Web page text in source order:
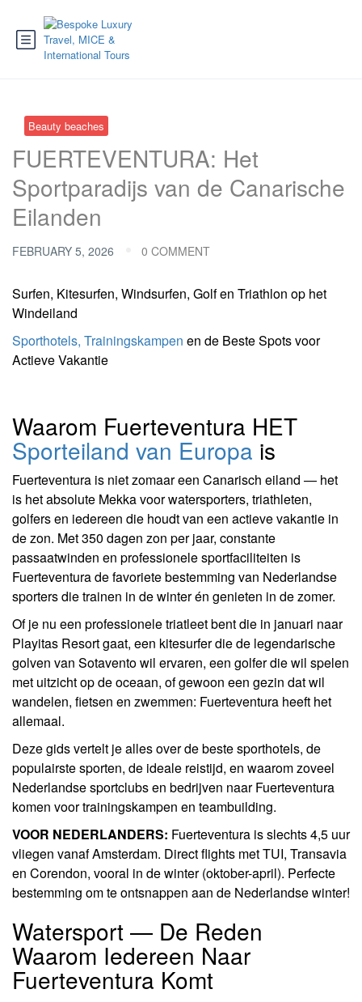
Beauty beaches
FUERTEVENTURA: Het
Sportparadijs van de Canarische
Eilanden
FEBRUARY 5, 2026 0 COMMENT
Surfen, Kitesurfen, Windsurfen, Golf en Triathlon op het
Windeiland
Sporthotels, Trainingskampen en de Beste Spots voor
Actieve Vakantie
Waarom Fuerteventura HET
Sporteiland van Europa is
Fuerteventura is niet zomaar een Canarisch eiland — het
is het absolute Mekka voor watersporters, triathleten,
golfers en iedereen die houdt van een actieve vakantie in
de zon. Met 350 dagen zon per jaar, constante
passaatwinden en professionele sportfaciliteiten is
Fuerteventura de favoriete bestemming van Nederlandse
sporters die trainen in de winter én genieten in de zomer.
Of je nu een professionele triatleet bent die in januari naar
Playitas Resort gaat, een kitesurfer die de legendarische
golven van Sotavento wil ervaren, een golfer die wil spelen
met uitzicht op de oceaan, of gewoon een gezin dat wil
wandelen, fietsen en zwemmen: Fuerteventura heeft het
allemaal.
Deze gids vertelt je alles over de beste sporthotels, de
populairste sporten, de ideale reistijd, en waarom zoveel
Nederlandse sportclubs en bedrijven naar Fuerteventura
komen voor trainingskampen en teambuilding.
VOOR NEDERLANDERS: Fuerteventura is slechts 4,5 uur
vliegen vanaf Amsterdam. Direct flights met TUI, Transavia
en Corendon, vooral in de winter (oktober-april). Perfecte
bestemming om te ontsnappen aan de Nederlandse winter!
Watersport — De Reden
Waarom Iedereen Naar
Fuerteventura Komt